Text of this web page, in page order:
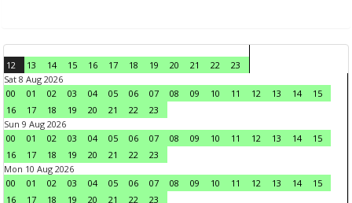
12 13 14 15 16 17 18 19 20 21 22
23
Sat 8 Aug 2026
00
01 02 03 04 05 06 07 08 09 10 11 12 13 14
15
16
17 18 19 20 21 22
23
Sun 9 Aug 2026
00
01 02 03 04 05 06 07 08 09 10 11 12 13 14
15
16
17 18 19 20 21 22
23
Mon 10 Aug 2026
00
01 02 03 04 05 06 07 08 09 10 11 12 13 14
15
16
17 18 19 20 21 22
23